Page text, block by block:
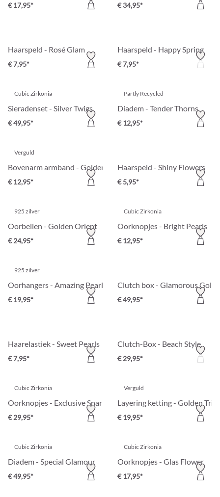
€ 17,95* € 34,95*
Haarspeld - Rosé Glam
€ 7,95*
Haarspeld - Happy Spring
€ 7,95*
Cubic Zirkonia
Sieradenset - Silver Twigs
€ 49,95*
Partly Recycled
Diadem - Tender Thorns
€ 12,95*
Verguld
Bovenarm armband - Golden Squiggle
€ 12,95*
Haarspeld - Shiny Flowers
€ 5,95*
925 zilver
Oorbellen - Golden Orient
€ 24,95*
Cubic Zirkonia
Oorknopjes - Bright Pearls
€ 12,95*
925 zilver
Oorhangers - Amazing Pearl
€ 19,95*
Clutch box - Glamorous Gold
€ 49,95*
Haarelastiek - Sweet Pearls
€ 7,95*
Clutch-Box - Beach Style
€ 29,95*
Cubic Zirkonia
Oorknopjes - Exclusive Sparkle
€ 29,95*
Verguld
Layering ketting - Golden Trio
€ 19,95*
Cubic Zirkonia
Diadem - Special Glamour
€ 49,95*
Cubic Zirkonia
Oorknopjes - Glas Flower
€ 17,95*